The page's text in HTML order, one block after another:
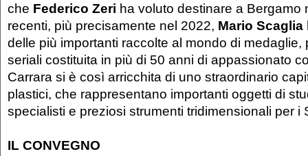
che Federico Zeri ha voluto destinare a Bergamo
recenti, più precisamente nel 2022, Mario Scaglia
delle più importanti raccolte al mondo di medaglie,
seriali costituita in più di 50 anni di appassionato
Carrara si è così arricchita di uno straordinario
plastici, che rappresentano importanti oggetti di
specialisti e preziosi strumenti tridimensionali per
IL CONVEGNO